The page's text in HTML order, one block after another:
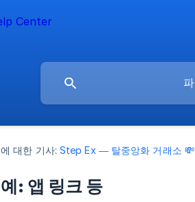
에 대한 기사: Step Ex — 탈중앙화 거래소 💸
예: 앱 링크 등